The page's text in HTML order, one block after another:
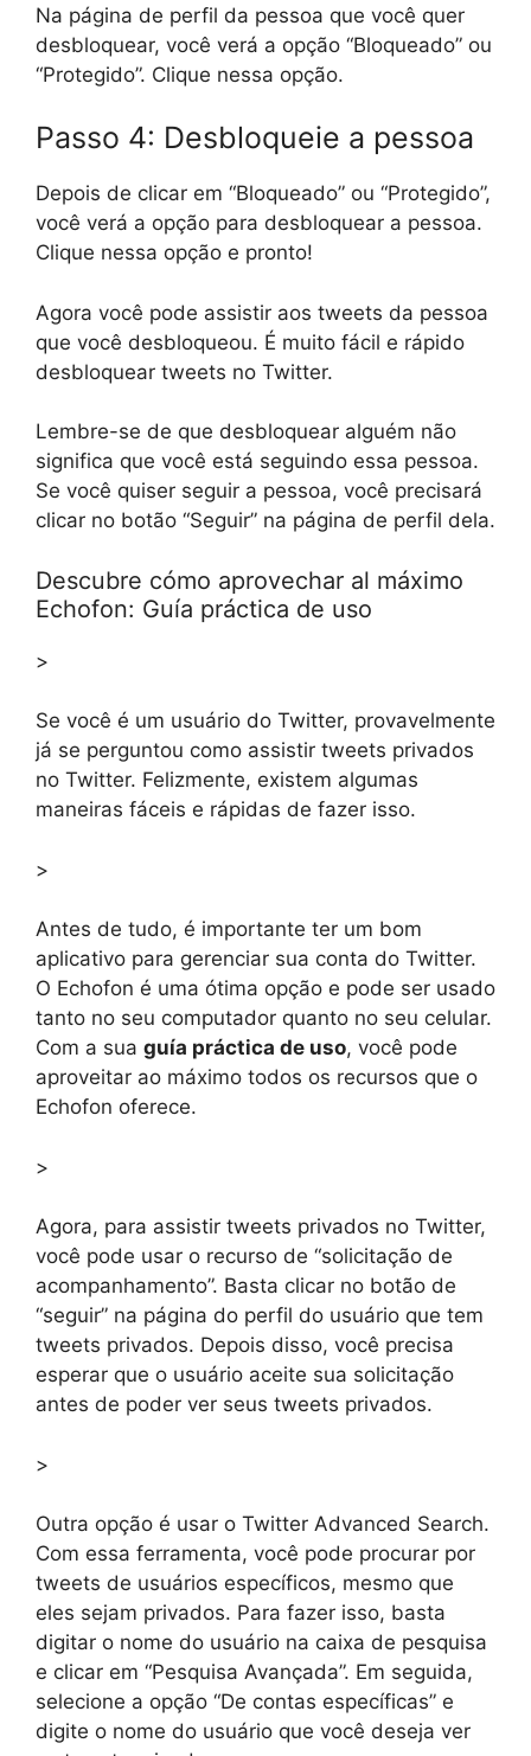
Na página de perfil da pessoa que você quer
desbloquear, você verá a opção “Bloqueado” ou
“Protegido”. Clique nessa opção.
Passo 4: Desbloqueie a pessoa
Depois de clicar em “Bloqueado” ou “Protegido”,
você verá a opção para desbloquear a pessoa.
Clique nessa opção e pronto!
Agora você pode assistir aos tweets da pessoa
que você desbloqueou. É muito fácil e rápido
desbloquear tweets no Twitter.
Lembre-se de que desbloquear alguém não
significa que você está seguindo essa pessoa.
Se você quiser seguir a pessoa, você precisará
clicar no botão “Seguir” na página de perfil dela.
Descubre cómo aprovechar al máximo
Echofon: Guía práctica de uso
>
Se você é um usuário do Twitter, provavelmente
já se perguntou como assistir tweets privados
no Twitter. Felizmente, existem algumas
maneiras fáceis e rápidas de fazer isso.
>
Antes de tudo, é importante ter um bom
aplicativo para gerenciar sua conta do Twitter.
O Echofon é uma ótima opção e pode ser usado
tanto no seu computador quanto no seu celular.
Com a sua guía práctica de uso, você pode
aproveitar ao máximo todos os recursos que o
Echofon oferece.
>
Agora, para assistir tweets privados no Twitter,
você pode usar o recurso de “solicitação de
acompanhamento”. Basta clicar no botão de
“seguir” na página do perfil do usuário que tem
tweets privados. Depois disso, você precisa
esperar que o usuário aceite sua solicitação
antes de poder ver seus tweets privados.
>
Outra opção é usar o Twitter Advanced Search.
Com essa ferramenta, você pode procurar por
tweets de usuários específicos, mesmo que
eles sejam privados. Para fazer isso, basta
digitar o nome do usuário na caixa de pesquisa
e clicar em “Pesquisa Avançada”. Em seguida,
selecione a opção “De contas específicas” e
digite o nome do usuário que você deseja ver